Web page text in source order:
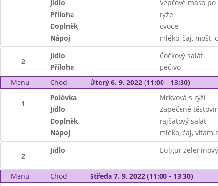
Jídlo
Vepřové maso po
Příloha
rýže
Doplněk
ovoce
Nápoj
mléko, čaj, mošt,
2
Jídlo
Čočkový salát
Příloha
pečivo
Menu
Chod Úterý 6. 9. 2022 (11:00 - 13:30)
1
Polévka
Mrkvová s rýží
Jídlo
Zapečené
Doplněk
rajčatový salát
Nápoj
mléko, čaj,
2
Jídlo Bulgur zeleninový
Menu Chod Středa 7. 9. 2022 (11:00 - 13:30)